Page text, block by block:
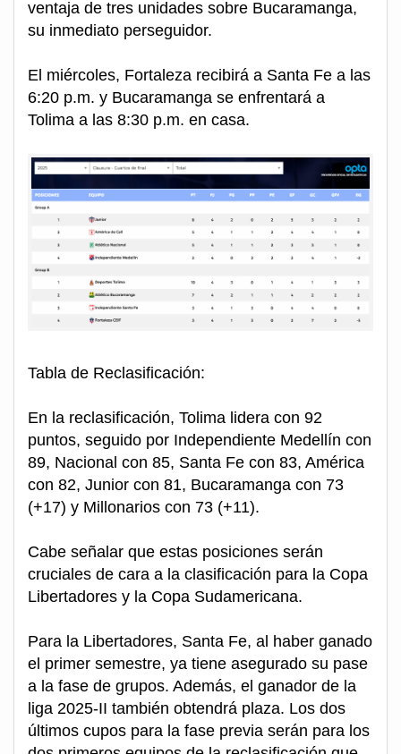
ventaja de tres unidades sobre Bucaramanga,
su inmediato perseguidor.
El miércoles, Fortaleza recibirá a Santa Fe a las
6:20 p.m. y Bucaramanga se enfrentará a
Tolima a las 8:30 p.m. en casa.
Tabla de Reclasificación:
En la reclasificación, Tolima lidera con 92
puntos, seguido por Independiente Medellín con
89, Nacional con 85, Santa Fe con 83, América
con 82, Junior con 81, Bucaramanga con 73
(+17) y Millonarios con 73 (+11).
Cabe señalar que estas posiciones serán
cruciales de cara a la clasificación para la Copa
Libertadores y la Copa Sudamericana.
Para la Libertadores, Santa Fe, al haber ganado
el primer semestre, ya tiene asegurado su pase
a la fase de grupos. Además, el ganador de la
liga 2025-II también obtendrá plaza. Los dos
últimos cupos para la fase previa serán para los